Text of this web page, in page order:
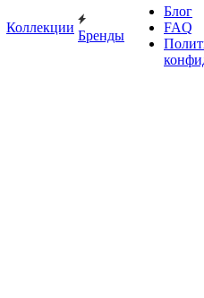
Коллекции
Бренды
Блог
FAQ